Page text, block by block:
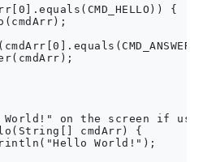
{
on the screen if
cmdArr) {
World!");